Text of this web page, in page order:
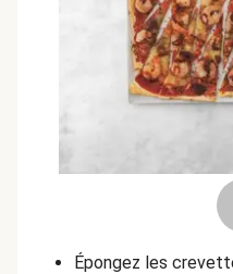
Épongez les